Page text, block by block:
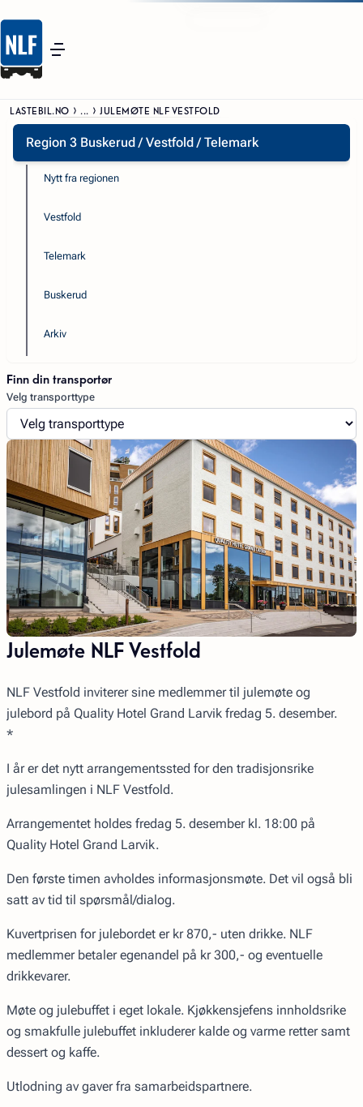
LASTEBIL.NO ... JULEMØTE NLF VESTFOLD
Region 3 Buskerud / Vestfold / Telemark
Nytt fra regionen
Vestfold
Telemark
Buskerud
Arkiv
Finn din transportør
Velg transporttype
Julemøte NLF Vestfold
NLF Vestfold inviterer sine medlemmer til julemøte og
julebord på Quality Hotel Grand Larvik fredag 5. desember.
*
I år er det nytt arrangementssted for den tradisjonsrike
julesamlingen i NLF Vestfold.
Arrangementet holdes fredag 5. desember kl. 18:00 på
Quality Hotel Grand Larvik.
Den første timen avholdes informasjonsmøte. Det vil også bli
satt av tid til spørsmål/dialog.
Kuvertprisen for julebordet er kr 870,- uten drikke. NLF
medlemmer betaler egenandel på kr 300,- og eventuelle
drikkevarer.
Møte og julebuffet i eget lokale. Kjøkkensjefens innholdsrike
og smakfulle julebuffet inkluderer kalde og varme retter samt
dessert og kaffe.
Utlodning av gaver fra samarbeidspartnere.